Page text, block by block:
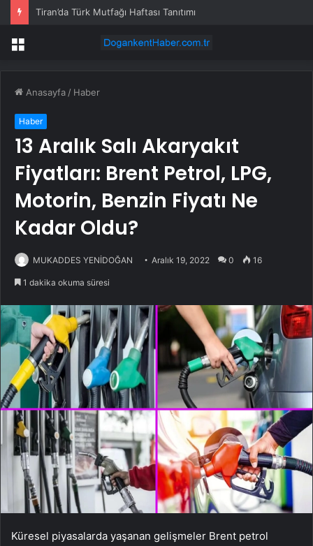
Tiran’da Türk Mutfağı Haftası Tanıtımı
Menü
Anasayfa / Haber
Haber
13 Aralık Salı Akaryakıt
Fiyatları: Brent Petrol, LPG,
Motorin, Benzin Fiyatı Ne
Kadar Oldu?
MUKADDES YENİDOĞAN Aralık 19, 2022 0 16
1 dakika okuma süresi
Küresel piyasalarda yaşanan gelişmeler Brent petrol